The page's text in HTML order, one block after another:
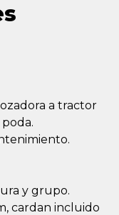
a tractor
y grupo.
cardan incluido